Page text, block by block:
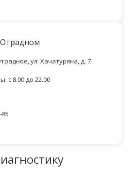
ул. Хачатуряна, д. 7
с 8.00 до 22.00
85